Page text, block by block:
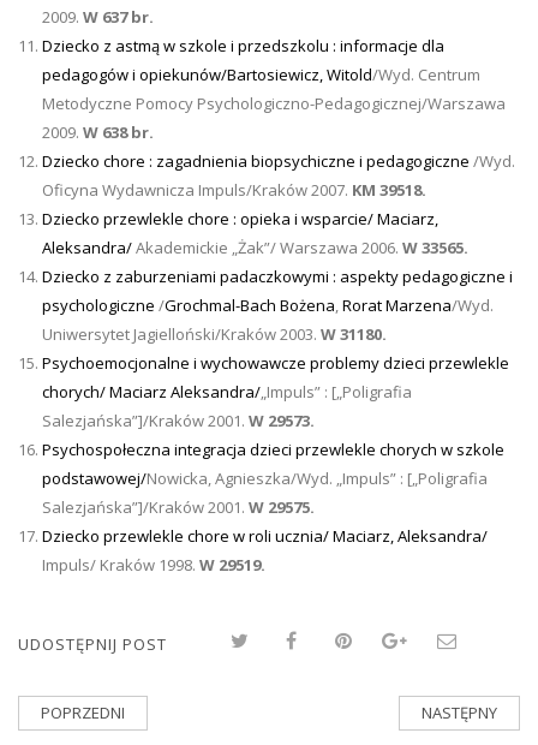
2009. W 637 br.
Dziecko z astmą w szkole i przedszkolu : informacje dla
pedagogów i opiekunów/Bartosiewicz, Witold/Wyd. Centrum
Metodyczne Pomocy Psychologiczno-Pedagogicznej/Warszawa
2009. W 638 br.
Dziecko chore : zagadnienia biopsychiczne i pedagogiczne /Wyd.
Oficyna Wydawnicza Impuls/Kraków 2007. KM 39518.
Dziecko przewlekle chore : opieka i wsparcie/Maciarz,
Aleksandra/Akademickie „Żak”/ Warszawa 2006. W 33565.
Dziecko z zaburzeniami padaczkowymi : aspekty pedagogiczne i
psychologiczne /Grochmal-Bach Bożena,Rorat Marzena/Wyd.
Uniwersytet Jagielloński/Kraków 2003. W 31180.
Psychoemocjonalne i wychowawcze problemy dzieci przewlekle
chorych/Maciarz Aleksandra/„Impuls” : [„Poligrafia
Salezjańska”]/Kraków 2001. W 29573.
Psychospołeczna integracja dzieci przewlekle chorych w szkole
podstawowej/Nowicka, Agnieszka/Wyd. „Impuls” : [„Poligrafia
Salezjańska”]/Kraków 2001. W 29575.
Dziecko przewlekle chore w roli ucznia/Maciarz, Aleksandra/
Impuls/ Kraków 1998. W 29519.
UDOSTĘPNIJ POST
POPRZEDNI NASTĘPNY